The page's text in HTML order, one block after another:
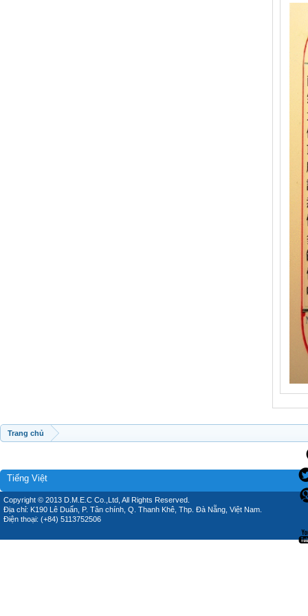
Trang chủ
Tiếng Việt
Copyright © 2013 D.M.E.C Co.,Ltd, All Rights Reserved.
Địa chỉ: K190 Lê Duẩn, P. Tân chính, Q. Thanh Khê, Thp. Đà Nẵng, Việt Nam.
Điện thoại: (+84) 5113752506